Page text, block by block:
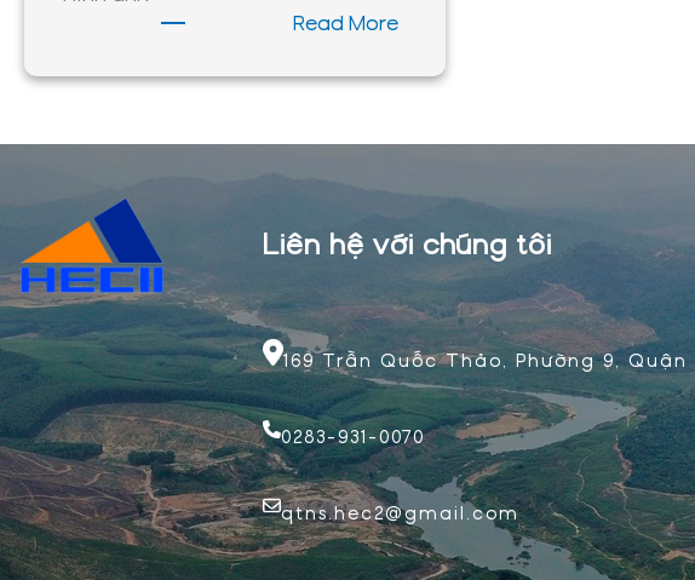
Read More:
Anniversary
Liên hệ với chúng tôi
169 Trần Quốc Thảo, Phường 9,
0283-931-0070
qtns.hec2@gmail.com